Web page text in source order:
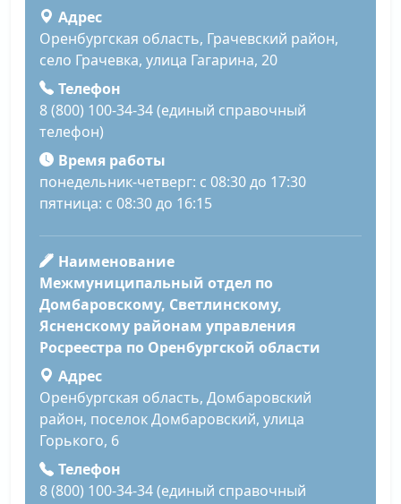
Адрес
Оренбургская область, Грачевский район,
село Грачевка, улица Гагарина, 20
Телефон
8 (800) 100-34-34 (единый справочный
телефон)
Время работы
понедельник-четверг: с 08:30 до 17:30
пятница: с 08:30 до 16:15
Наименование
Межмуниципальный отдел по
Домбаровскому, Светлинскому,
Ясненскому районам управления
Росреестра по Оренбургской области
Адрес
Оренбургская область, Домбаровский
район, поселок Домбаровский, улица
Горького, 6
Телефон
8 (800) 100-34-34 (единый справочный